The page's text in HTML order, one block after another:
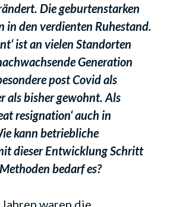
Die geburtenstarken
in den verdienten Ruhestand.
ist an vielen Standorten
Generation
post Covid als
als bisher gewohnt. Als
resignation‘ auch in
kann betriebliche
dieser Entwicklung Schritt
bedarf es?
waren die